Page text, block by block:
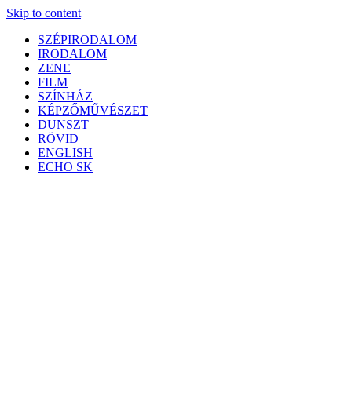
Skip to content
SZÉPIRODALOM
IRODALOM
ZENE
FILM
SZÍNHÁZ
KÉPZŐMŰVÉSZET
DUNSZT
RÖVID
ENGLISH
ECHO SK